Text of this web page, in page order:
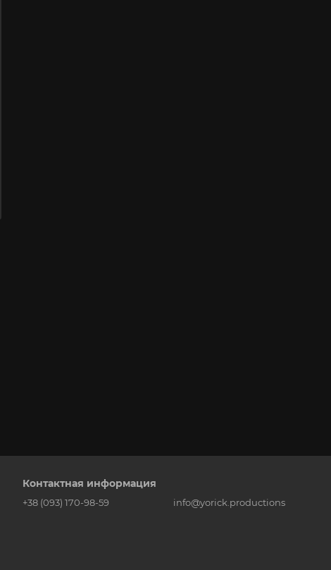
Контактная информация
+38 (093) 170-98-59 info@yorick.productions